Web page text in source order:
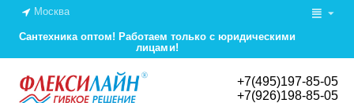
Москва
Сантехника оптом! Работаем только с юридическими
лицами!
+7(495)197-85-05
+7(926)198-85-05